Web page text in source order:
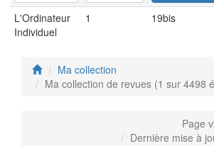
L'Ordinateur
Individuel
1 19bis
Ma collection
Ma collection de revues (1 sur 4498
Page
Dernière mise à